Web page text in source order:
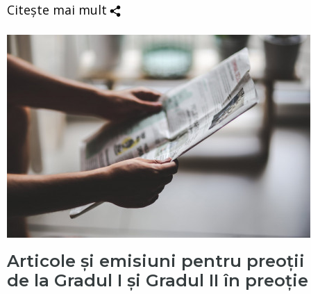
Citește mai mult
Articole și emisiuni pentru preoții
de la Gradul I și Gradul II în preoție